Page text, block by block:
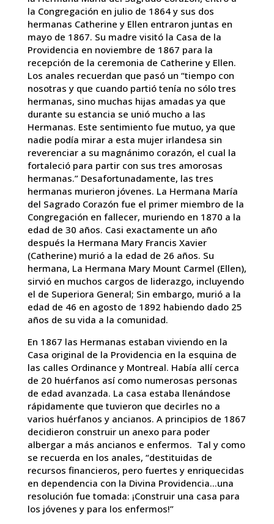
la Congregación en julio de 1864 y sus dos
hermanas Catherine y Ellen entraron juntas en
mayo de 1867. Su madre visitó la Casa de la
Providencia en noviembre de 1867 para la
recepción de la ceremonia de Catherine y Ellen.
Los anales recuerdan que pasó un “tiempo con
nosotras y que cuando partió tenía no sólo tres
hermanas, sino muchas hijas amadas ya que
durante su estancia se unió mucho a las
Hermanas. Este sentimiento fue mutuo, ya que
nadie podía mirar a esta mujer irlandesa sin
reverenciar a su magnánimo corazón, el cual la
fortaleció para partir con sus tres amorosas
hermanas.” Desafortunadamente, las tres
hermanas murieron jóvenes. La Hermana María
del Sagrado Corazón fue el primer miembro de la
Congregación en fallecer, muriendo en 1870 a la
edad de 30 años. Casi exactamente un año
después la Hermana Mary Francis Xavier
(Catherine) murió a la edad de 26 años. Su
hermana, La Hermana Mary Mount Carmel (Ellen),
sirvió en muchos cargos de liderazgo, incluyendo
el de Superiora General; Sin embargo, murió a la
edad de 46 en agosto de 1892 habiendo dado 25
años de su vida a la comunidad.
En 1867 las Hermanas estaban viviendo en la
Casa original de la Providencia en la esquina de
las calles Ordinance y Montreal. Había allí cerca
de 20 huérfanos así como numerosas personas
de edad avanzada. La casa estaba llenándose
rápidamente que tuvieron que decirles no a
varios huérfanos y ancianos. A principios de 1867
decidieron construir un anexo para poder
albergar a más ancianos e enfermos. Tal y como
se recuerda en los anales, “destituidas de
recursos financieros, pero fuertes y enriquecidas
en dependencia con la Divina Providencia…una
resolución fue tomada: ¡Construir una casa para
los jóvenes y para los enfermos!”